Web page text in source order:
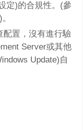
定)的合規性。(參
置，沒有進行驗
Server或其他
Update)自